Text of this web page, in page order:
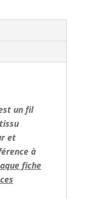
un fil
et
à
fiche